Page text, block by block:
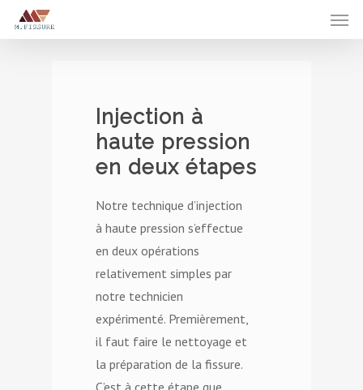
Injection à
haute pression
en deux étapes
Notre technique d’injection
à haute pression s’effectue
en deux opérations
relativement simples par
notre technicien
expérimenté. Premièrement,
il faut faire le nettoyage et
la préparation de la fissure.
C’est à cette étape que